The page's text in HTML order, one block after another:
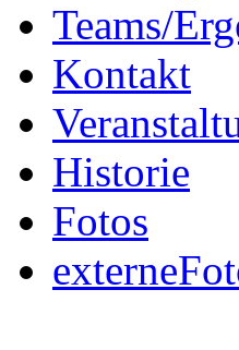
Teams/
Kontakt
Historie
Fotos